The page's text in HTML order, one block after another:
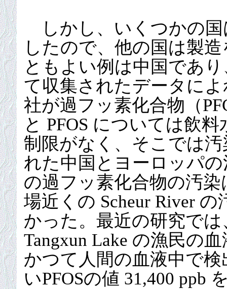
しかし、いくつかの国
したので、他の国は製
ともよい例は中国であ
て収集されたデータに
社が過フッ素化合物（
と PFOS については飲
制限がなく、そこでは
れた中国とヨーロッパ
の過フッ素化合物の汚
場近くの Scheur River
かった。最近の研究で
Tangxun Lake の漁民の
かつて人間の血液中で
いPFOSの値 31,400 ppb